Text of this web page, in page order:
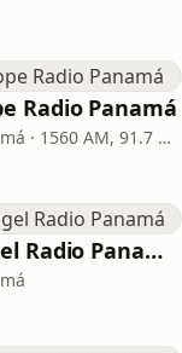
Radio Panamá
Panamá · 1560 AM, 91.7 FM
Engel Radio Panamá